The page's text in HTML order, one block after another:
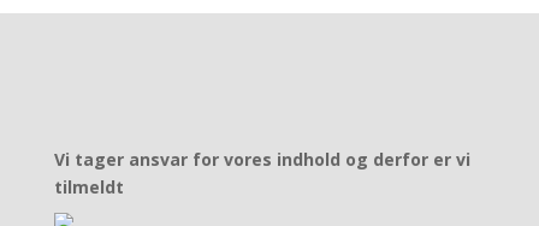
Vi tager ansvar for vores indhold og derfor er vi
tilmeldt